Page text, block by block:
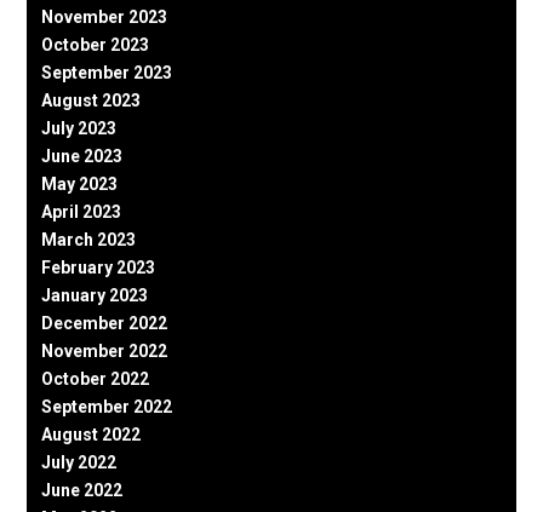
November 2023
October 2023
September 2023
August 2023
July 2023
June 2023
May 2023
April 2023
March 2023
February 2023
January 2023
December 2022
November 2022
October 2022
September 2022
August 2022
July 2022
June 2022